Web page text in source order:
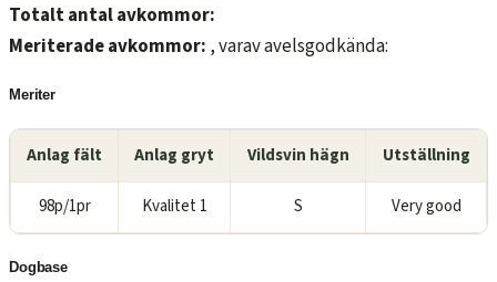
Totalt antal avkommor:
Meriterade avkommor: , varav avelsgodkända:
Meriter
Anlag fält Anlag gryt Vildsvin hägn Utställning
98p/1pr Kvalitet 1 S Very good
Dogbase